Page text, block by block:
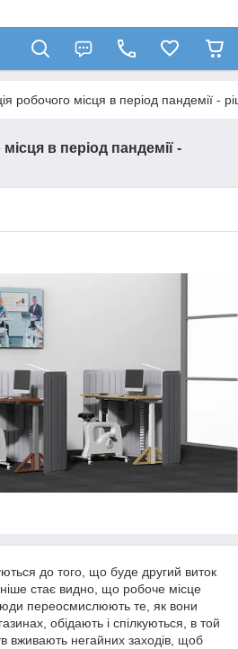
робочого місця в період пандемії -
в період пандемії -
до того, що буде другий виток
стає видно, що робоче місце
переосмислюють те, як вони
обідають і спілкуються, в той
вживають негайних заходів, щоб